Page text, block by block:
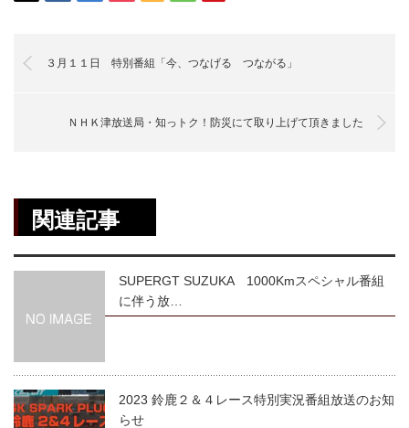
３月１１日 特別番組「今、つなげる つながる」
ＮＨＫ津放送局・知っトク！防災にて取り上げて頂きました
関連記事
SUPERGT SUZUKA 1000Kmスペシャル番組
に伴う放…
2023 鈴鹿２＆４レース特別実況番組放送のお知
らせ